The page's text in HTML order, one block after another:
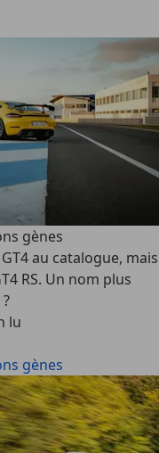
gènes
au catalogue, mais
RS. Un nom plus
lu
gènes